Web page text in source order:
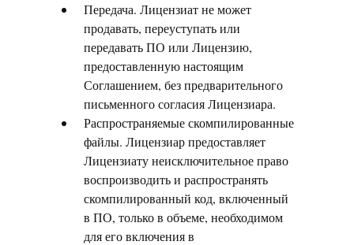
Передача. Лицензиат не может
продавать, переуступать или
передавать ПО или Лицензию,
предоставленную настоящим
Соглашением, без предварительного
письменного согласия Лицензиара.
Распространяемые скомпилированные
файлы. Лицензиар предоставляет
Лицензиату неисключительное право
воспроизводить и распространять
скомпилированный код, включенный
в ПО, только в объеме, необходимом
для его включения в